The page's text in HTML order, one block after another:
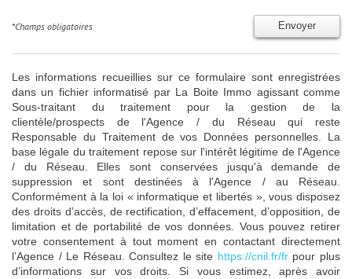
Envoyer
*Champs obligatoires
Les informations recueillies sur ce formulaire sont enregistrées
dans un fichier informatisé par La Boite Immo agissant comme
Sous-traitant du traitement pour la gestion de la
clientèle/prospects de l'Agence / du Réseau qui reste
Responsable du Traitement de vos Données personnelles. La
base légale du traitement repose sur l'intérêt légitime de l'Agence
/ du Réseau. Elles sont conservées jusqu'à demande de
suppression et sont destinées à l'Agence / au Réseau.
Conformément à la loi « informatique et libertés », vous disposez
des droits d’accès, de rectification, d’effacement, d’opposition, de
limitation et de portabilité de vos données. Vous pouvez retirer
votre consentement à tout moment en contactant directement
l’Agence / Le Réseau. Consultez le site https://cnil.fr/frpour plus
d’informations sur vos droits. Si vous estimez, après avoir